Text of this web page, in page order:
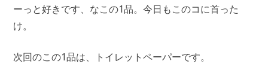
ーっと好きです、なこの1品。今日もこのコに首った
け。
次回のこの1品は、トイレットペーパーです。